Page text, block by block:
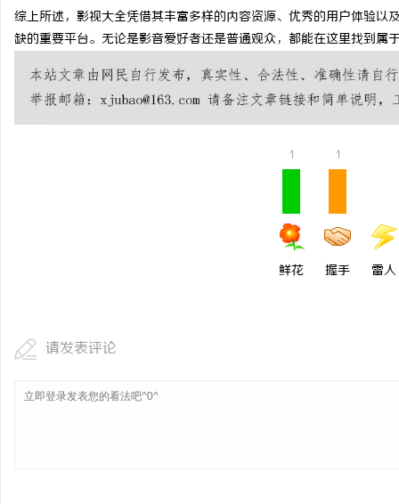
综上所述，影视大全凭借其丰富多样的内容资源、优秀的用户体验
缺的重要平台。无论是影音爱好者还是普通观众，都能在这里找到属
1
鲜花
1
握手 雷人
请发表评论
武汉配眼镜 上海配眼镜